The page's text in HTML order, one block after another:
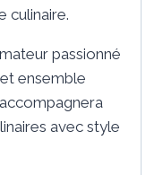
culinaire.
passionné
ensemble
avec style